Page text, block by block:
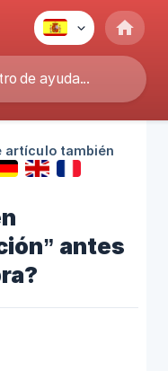
artículo también
antes